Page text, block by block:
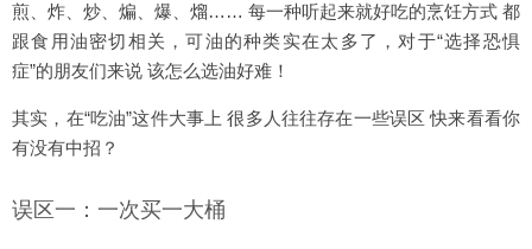
煎、炸、炒、煸、爆、熘…… 每一种听起来就好吃的烹饪方式 都
跟食用油密切相关，可油的种类实在太多了，对于“选择恐惧
症”的朋友们来说 该怎么选油好难！
其实，在“吃油”这件大事上 很多人往往存在一些误区 快来看看你
有没有中招？
误区一：一次买一大桶